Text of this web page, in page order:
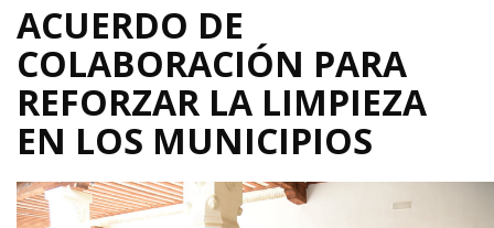
ACUERDO DE
COLABORACIÓN PARA
REFORZAR LA LIMPIEZA
EN LOS MUNICIPIOS